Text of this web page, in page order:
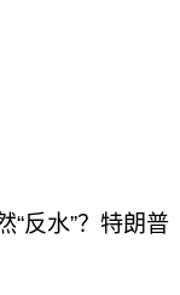
“反水”？特朗普